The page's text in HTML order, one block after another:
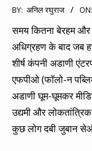
2023-
31
BY: अनिल रघुराज ON:
समय कितना बेरहम और
अधिग्रहण के बाद जब
शीर्ष कंपनी अडाणी
एफपीओ (फॉलो-न
अडाणी घूम-घूमकर
उद्यमी और
कुछ लोग दबी जुबान